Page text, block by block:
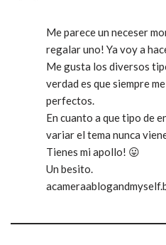
Me parece un neceser
regalar uno! Ya voy a
Me gusta los diversos
verdad es que siempre
perfectos.
En cuanto a que tipo de
variar el tema nunca
Tienes mi apollo! 😛
Un besito.